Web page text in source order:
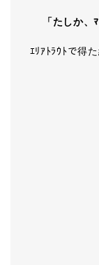
「たしか
ｴﾘｱﾄﾗｳﾄで得